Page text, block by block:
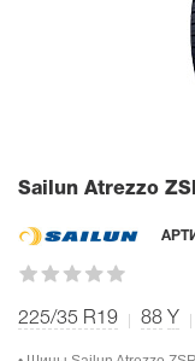
Sailun Atrezzo
225/35 R19 88 Y